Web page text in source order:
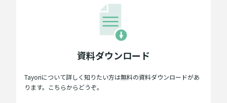
資料ダウンロード
Tayoriについて詳しく知りたい方は無料の資料ダウンロードがあ
ります。こちらからどうぞ。